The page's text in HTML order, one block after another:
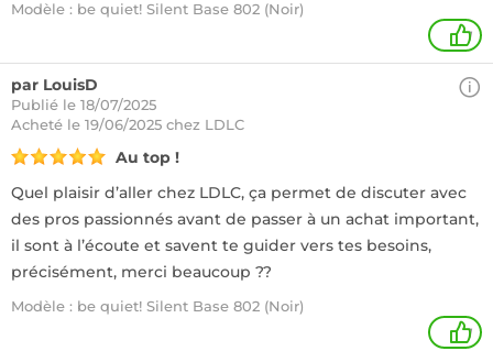
Modèle : be quiet! Silent Base 802 (Noir)
1
par LouisD
Publié le 18/07/2025
Acheté le 19/06/2025 chez LDLC
Au top !
Quel plaisir d’aller chez LDLC, ça permet de discuter avec
des pros passionnés avant de passer à un achat important,
il sont à l’écoute et savent te guider vers tes besoins,
précisément, merci beaucoup ??
Modèle : be quiet! Silent Base 802 (Noir)
1